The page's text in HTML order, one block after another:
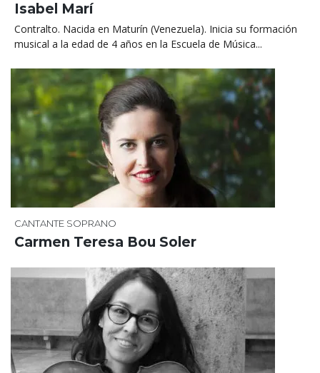
Isabel Marí
Contralto. Nacida en Maturín (Venezuela). Inicia su formación
musical a la edad de 4 años en la Escuela de Música...
CANTANTE SOPRANO
Carmen Teresa Bou Soler